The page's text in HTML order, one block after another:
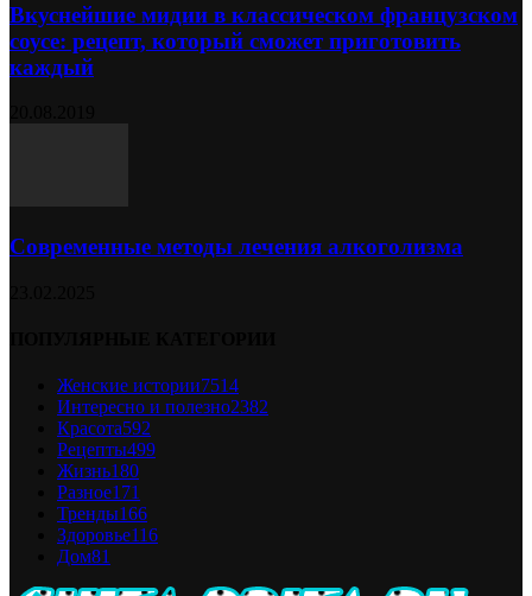
Вкуснейшие мидии в классическом французском
соусе: рецепт, который сможет приготовить
каждый
Современные методы лечения алкоголизма
Женские истории7514
Интересно и полезно2382
Красота592
Рецепты499
Жизнь180
Разное171
Тренды166
Здоровье116
Дом81